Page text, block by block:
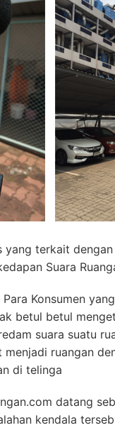
yang terkait
Suara
Para Konsumen
betul betul
suara suatu
ruangan
di telinga
datang
kendala